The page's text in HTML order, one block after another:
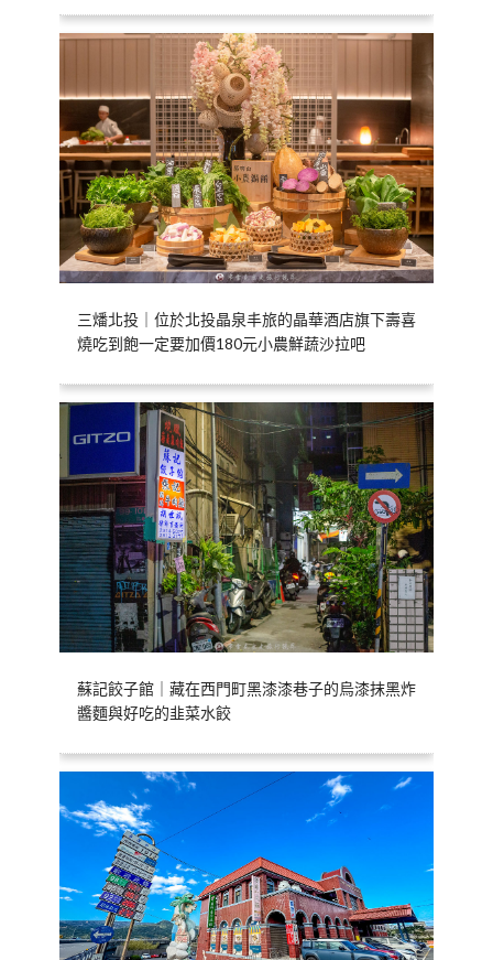
三燔北投｜位於北投晶泉丰旅的晶華酒店旗下壽喜
燒吃到飽一定要加價180元小農鮮蔬沙拉吧
蘇記餃子館｜藏在西門町黑漆漆巷子的烏漆抹黑炸
醬麵與好吃的韭菜水餃